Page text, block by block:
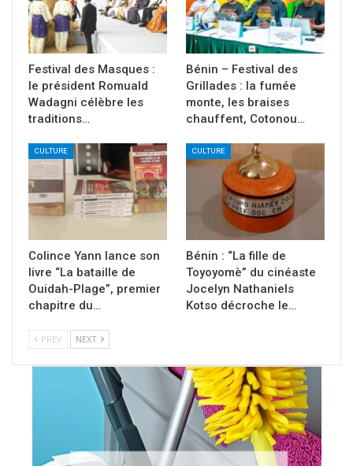
Festival des Masques :
le président Romuald
Wadagni célèbre les
traditions…
Bénin – Festival des
Grillades : la fumée
monte, les braises
chauffent, Cotonou…
CULTURE
Colince Yann lance son
livre “La bataille de
Ouidah-Plage”, premier
chapitre du…
CULTURE
Bénin : “La fille de
Toyoyomè” du cinéaste
Jocelyn Nathaniels
Kotso décroche le…
PREV NEXT